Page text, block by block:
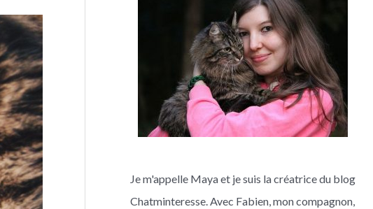
Je m'appelle Maya et je suis la créatrice du blog
Chatminteresse. Avec Fabien, mon compagnon,